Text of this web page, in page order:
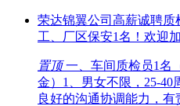
荣达锦翼公司高薪诚聘
工、厂区保安1名！欢迎
置顶一、车间质检员1名
金）1、男女不限，25-40
良好的沟通协调能力，